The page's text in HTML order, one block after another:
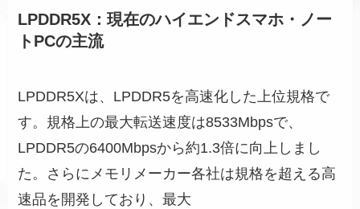
LPDDR5X：現在のハイエンドスマホ・ノー
トPCの主流
LPDDR5Xは、LPDDR5を高速化した上位規格で
す。規格上の最大転送速度は8533Mbpsで、
LPDDR5の6400Mbpsから約1.3倍に向上しまし
た。さらにメモリメーカー各社は規格を超える高
速品を開発しており、最大